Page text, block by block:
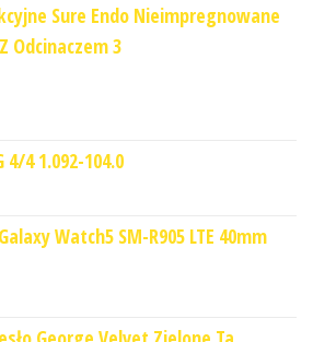
Sure Endo Nieimpregnowane
Odcinaczem 3
4/4 1.092-104.0
Watch5 SM-R905 LTE 40mm